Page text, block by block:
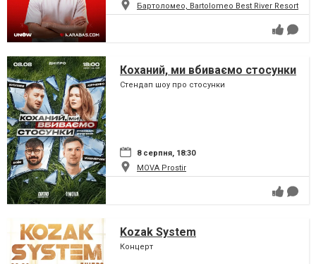
Бартоломео, Bartolomeo Best River Resort
Коханий, ми вбиваємо стосунки
Стендап шоу про стосунки
8 серпня, 18:30
MOVA Рrostir
Kozak System
Концерт